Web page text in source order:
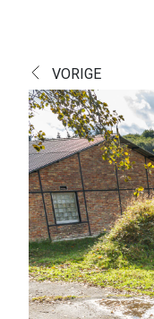
VORIGE